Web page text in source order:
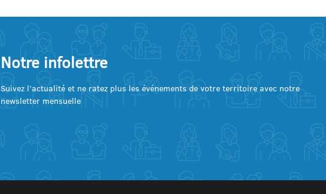
Notre infolettre
Suivez l’actualité et ne ratez plus les événements de votre territoire avec notre
newsletter mensuelle